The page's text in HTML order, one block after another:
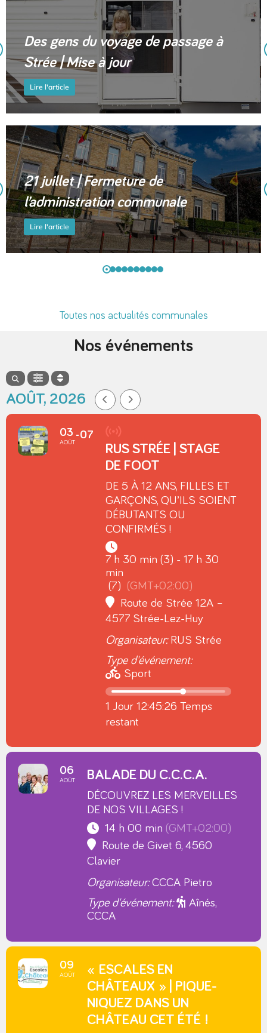
Des gens du voyage de passage à
Strée | Mise à jour
Lire l'article
21 juillet | Fermeture de
l’administration communale
Lire l'article
Toutes nos actualités communales
Nos événements
AOÛT, 2026
03
AOÛT
07
RUS STRÉE | STAGE
DE FOOT
DE 5 À 12 ANS, FILLES ET
GARÇONS, QU’ILS SOIENT
DÉBUTANTS OU
CONFIRMÉS !
7 h 30 min (3) - 17 h 30
min
(7) (GMT+02:00)
Route de Strée 12A –
4577 Strée-Lez-Huy
Organisateur: RUS Strée
Type d'événement:
Sport
1 Jour 12:45:25 Temps
restant
06
AOÛT BALADE DU C.C.C.A.
DÉCOUVREZ LES MERVEILLES
DE NOS VILLAGES !
14 h 00 min (GMT+02:00)
Route de Givet 6, 4560
Clavier
Organisateur: CCCA Pietro
Type d'événement:
Aînés,
CCCA
09
AOÛT
« ESCALES EN
CHÂTEAUX » | PIQUE-
NIQUEZ DANS UN
CHÂTEAU CET ÉTÉ !